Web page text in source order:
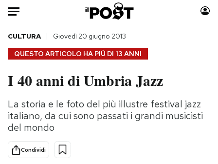
Auto
HOME
Italia
Politica
Tecnologia
Scienza
Moda
Consumismi
Storie/Idee
QUESTO ARTICOLO HA PIÙ DI 13 ANNI
CULTURA Giovedì 20 giugno 2013
I 40 anni di Umbria Jazz
La storia e le foto del più illustre festival jazz
italiano, da cui sono passati i grandi musicisti
del mondo
Condividi